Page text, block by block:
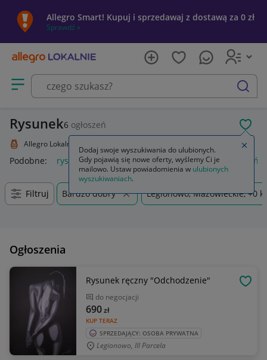
Allegro Smart! Kupuj i sprzedawaj z dostawą za 0 zł
Sprawdź »
Otwórz menu z kategoriami
szukaj
Rysunek6 ogłoszeń
Allegro Lokalnie
Podobne: rysunek rysunek techniczny maszynowy
Filtruj Bardzo dobry Legionowo, Mazowieckie, +0
Ogłoszenia
Rysunek ręczny "Odchodzenie"
do negocjacji
KUP TERAZ
690zł
SPRZEDAJĄCY: OSOBA PRYWATNA
Legionowo, III Parcela
Dodaj swoje wyszukiwania do ulubionych.
Gdy pojawią się nowe oferty, wyślemy Ci je
mailowo. Ustaw powiadomienia w ulubionych
wyszukiwaniach.